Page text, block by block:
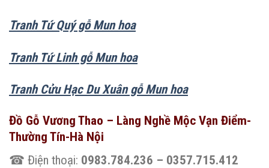
Tranh Tứ Quý gỗ Mun hoa
Tranh Tứ Linh gỗ Mun hoa
Tranh Cửu Hạc Du Xuân gỗ Mun hoa
Đồ Gỗ Vương Thao – Làng Nghề Mộc Vạn Điểm-
Thường Tín-Hà Nội
☎ Điện thoại: 0983.784.236 – 0357.715.412